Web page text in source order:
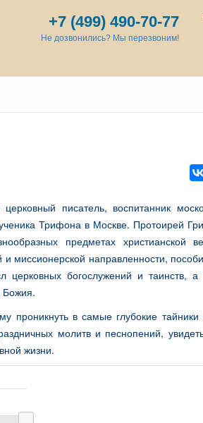
+7 (499) 490-70-77
Не дозвонились? Мы перезвоним!
писатель, воспитанник
Трифона в Москве. Протоирей
предметах христианской
и миссионерской направленности,
богослужений и таинств, а
Божия.
проникнуть в самые глубокие тайники
молитв и песнопений,
жизни.